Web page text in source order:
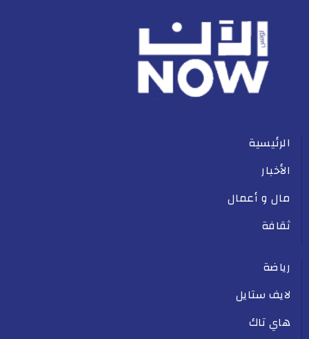
الرئيسية
الأخبار
مال و أعمال
ثقافة
رياضة
لايف ستايل
هاي تاك